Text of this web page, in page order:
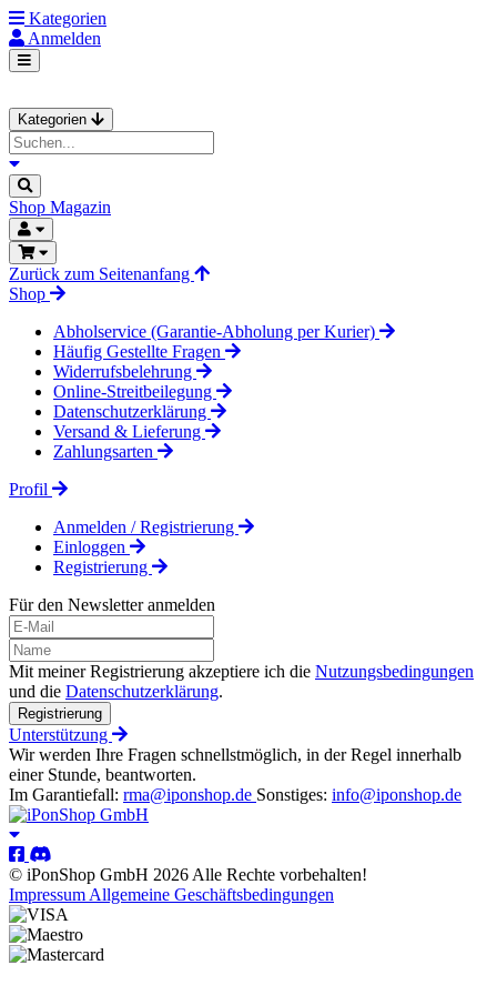
Kategorien
Anmelden
Kategorien
Shop Magazin
Zurück zum Seitenanfang
Shop
Abholservice (Garantie-Abholung per Kurier)
Häufig Gestellte Fragen
Widerrufsbelehrung
Online-Streitbeilegung
Datenschutzerklärung
Versand & Lieferung
Zahlungsarten
Profil
Anmelden / Registrierung
Einloggen
Registrierung
Für den Newsletter anmelden
Mit meiner Registrierung akzeptiere ich die Nutzungsbedingungen
und die Datenschutzerklärung.
Registrierung
Unterstützung
Wir werden Ihre Fragen schnellstmöglich, in der Regel innerhalb
einer Stunde, beantworten.
Im Garantiefall: rma@iponshop.de Sonstiges: info@iponshop.de
© iPonShop GmbH 2026 Alle Rechte vorbehalten!
Impressum Allgemeine Geschäftsbedingungen